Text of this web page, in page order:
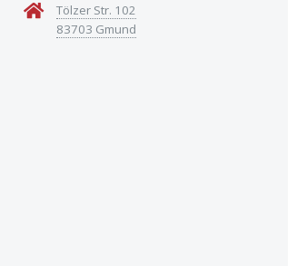
Tölzer Str. 102
83703 Gmund